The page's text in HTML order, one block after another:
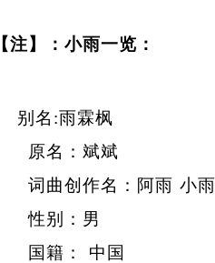
【注】：小雨一览：
别名 :雨霖枫
原名：斌斌
词曲创作名：阿雨 小雨
性别：男
国籍： 中国